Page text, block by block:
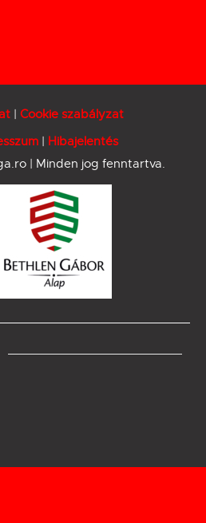
Cookie szabályzat
Hibajelentés
| Minden jog fenntartva.